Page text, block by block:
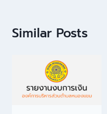
Similar Posts